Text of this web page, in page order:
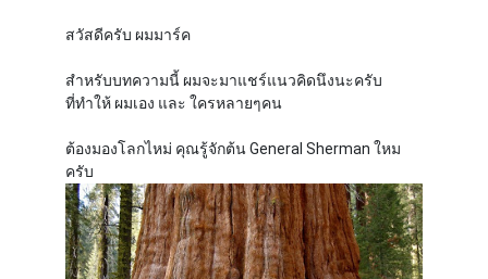
สวัสดีครับ ผมมาร์ค
สำหรับบทความนี้ ผมจะมาแชร์แนวคิดนึงนะครับ
ที่ทำให้ ผมเอง และ ใครหลายๆคน
ต้องมองโลกไหม่ คุณรู้จักต้น General Sherman ใหม
ครับ